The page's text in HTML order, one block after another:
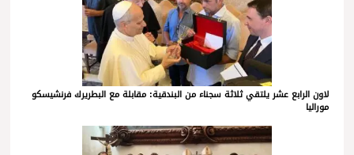
لاون الرابع عشر يلتقي ثلاثة سجناء من البندقية: مقابلة مع البطريرك فرنشيسكو
موراليا